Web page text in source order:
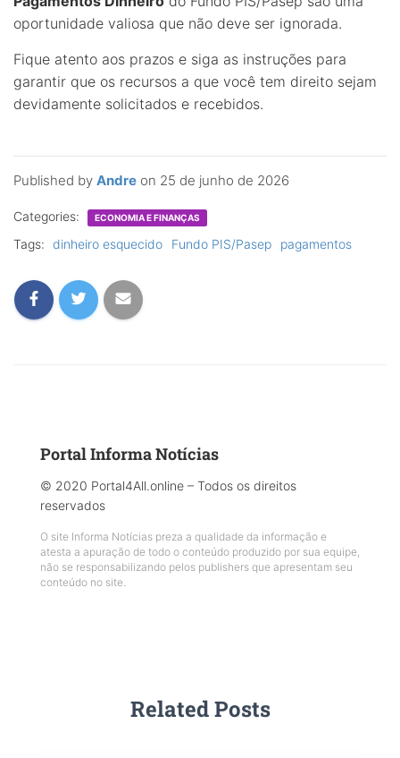
Published by Andre on 25 de junho de 2026
oportunidade valiosa que não deve ser ignorada.
Fique atento aos prazos e siga as instruções para
garantir que os recursos a que você tem direito sejam
devidamente solicitados e recebidos.
Categories: ECONOMIA E FINANÇAS
Tags: dinheiro esquecido Fundo PIS/Pasep pagamentos
Portal Informa Notícias
© 2020 Portal4All.online – Todos os direitos
reservados
O site Informa Notícias preza a qualidade da informação e
atesta a apuração de todo o conteúdo produzido por sua equipe,
não se responsabilizando pelos publishers que apresentam seu
conteúdo no site.
Related Posts